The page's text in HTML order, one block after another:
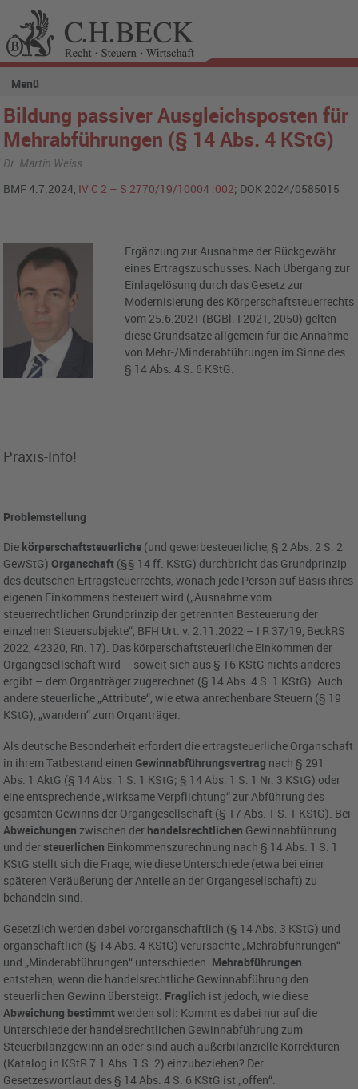
Menü
Bildung passiver Ausgleichsposten für
Mehrabführungen (§ 14 Abs. 4 KStG)
Dr. Martin Weiss
BMF 4.7.2024, IV C 2 – S 2770/19/10004 :002; DOK 2024/0585015
Ergänzung zur Ausnahme der Rückgewähr
eines Ertragszuschusses: Nach Übergang zur
Einlagelösung durch das Gesetz zur
Modernisierung des Körperschaftsteuerrechts
vom 25.6.2021 (BGBl. I 2021, 2050) gelten
diese Grundsätze allgemein für die Annahme
von Mehr-/Minderabführungen im Sinne des
§ 14 Abs. 4 S. 6 KStG.
Praxis-Info!
Problemstellung
Die körperschaftsteuerliche (und gewerbesteuerliche, § 2 Abs. 2 S. 2
GewStG)Organschaft (§§ 14 ff. KStG) durchbricht das Grundprinzip
des deutschen Ertragsteuerrechts, wonach jede Person auf Basis ihres
eigenen Einkommens besteuert wird („Ausnahme vom
steuerrechtlichen Grundprinzip der getrennten Besteuerung der
einzelnen Steuersubjekte“, BFH Urt. v. 2.11.2022 – I R 37/19, BeckRS
2022, 42320, Rn. 17). Das körperschaftsteuerliche Einkommen der
Organgesellschaft wird – soweit sich aus § 16 KStG nichts anderes
ergibt – dem Organträger zugerechnet (§ 14 Abs. 4 S. 1 KStG). Auch
andere steuerliche „Attribute“, wie etwa anrechenbare Steuern (§ 19
KStG), „wandern“ zum Organträger.
Als deutsche Besonderheit erfordert die ertragsteuerliche Organschaft
in ihrem Tatbestand einen Gewinnabführungsvertrag nach § 291
Abs. 1 AktG (§ 14 Abs. 1 S. 1 KStG; § 14 Abs. 1 S. 1 Nr. 3 KStG) oder
eine entsprechende „wirksame Verpflichtung“ zur Abführung des
gesamten Gewinns der Organgesellschaft (§ 17 Abs. 1 S. 1 KStG). Bei
Abweichungen zwischen der handelsrechtlichen Gewinnabführung
und dersteuerlichen Einkommenszurechnung nach § 14 Abs. 1 S. 1
KStG stellt sich die Frage, wie diese Unterschiede (etwa bei einer
späteren Veräußerung der Anteile an der Organgesellschaft) zu
behandeln sind.
Gesetzlich werden dabei vororganschaftlich (§ 14 Abs. 3 KStG) und
organschaftlich (§ 14 Abs. 4 KStG) verursachte „Mehrabführungen“
und „Minderabführungen“ unterschieden. Mehrabführungen
entstehen, wenn die handelsrechtliche Gewinnabführung den
steuerlichen Gewinn übersteigt. Fraglich ist jedoch, wie diese
Abweichung bestimmtwerden soll: Kommt es dabei nur auf die
Unterschiede der handelsrechtlichen Gewinnabführung zum
Steuerbilanzgewinn an oder sind auch außerbilanzielle Korrekturen
(Katalog in KStR 7.1 Abs. 1 S. 2) einzubeziehen? Der
Gesetzeswortlaut des § 14 Abs. 4 S. 6 KStG ist „offen“: